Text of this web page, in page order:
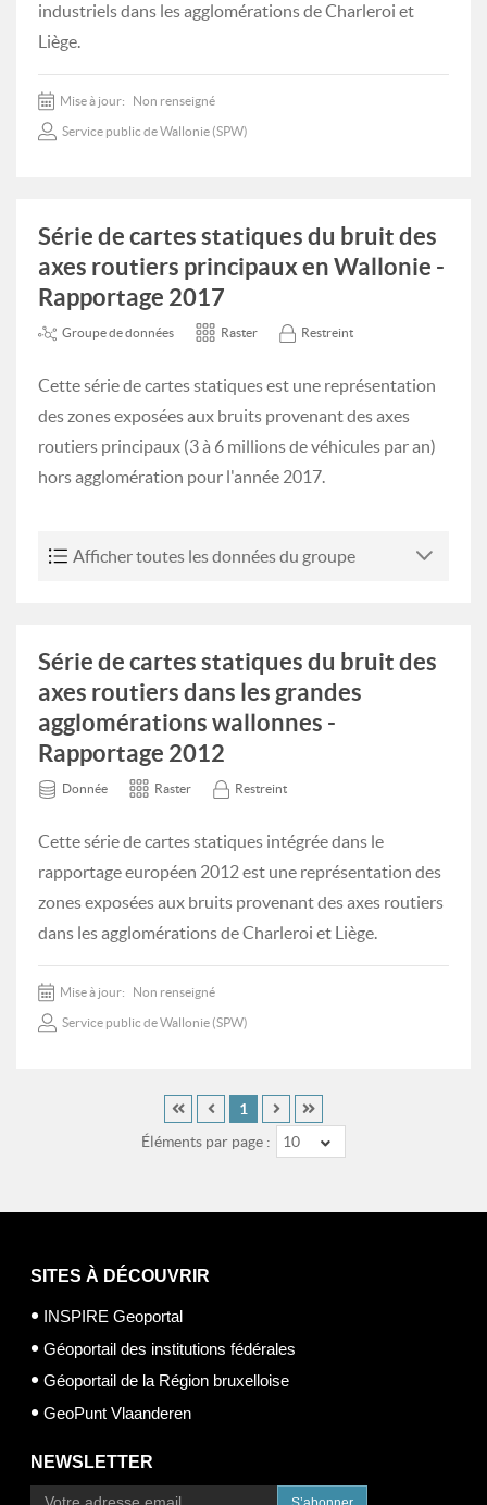
industriels dans les agglomérations de Charleroi et
Liège.
Mise à jour: Non renseigné
Service public de Wallonie (SPW)
Série de cartes statiques du bruit des
axes routiers principaux en Wallonie -
Rapportage 2017
Groupe de données Raster Restreint
Cette série de cartes statiques est une représentation
des zones exposées aux bruits provenant des axes
routiers principaux (3 à 6 millions de véhicules par an)
hors agglomération pour l'année 2017.
Afficher toutes les données du groupe
Série de cartes statiques du bruit des
axes routiers dans les grandes
agglomérations wallonnes -
Rapportage 2012
Donnée Raster Restreint
Cette série de cartes statiques intégrée dans le
rapportage européen 2012 est une représentation des
zones exposées aux bruits provenant des axes routiers
dans les agglomérations de Charleroi et Liège.
Mise à jour: Non renseigné
Service public de Wallonie (SPW)
Éléments par page : 10
1
SITES À DÉCOUVRIR
INSPIRE Geoportal
Géoportail des institutions fédérales
Géoportail de la Région bruxelloise
GeoPunt Vlaanderen
NEWSLETTER